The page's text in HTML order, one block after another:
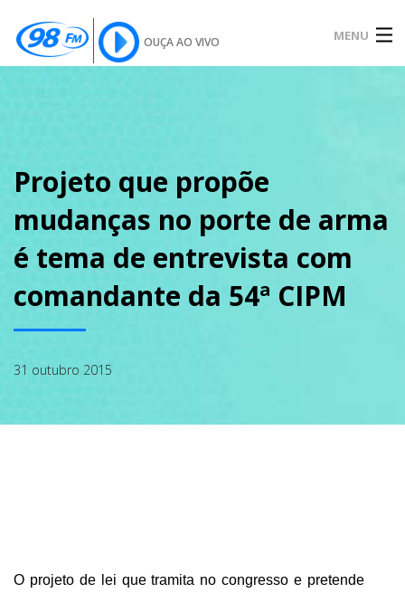
OUÇA AO VIVO MENU
SOBRE
PODCAST
GALERIA
Projeto que propõe
mudanças no porte de arma
é tema de entrevista com
comandante da 54ª CIPM
31 outubro 2015
O projeto de lei que tramita no congresso e pretende